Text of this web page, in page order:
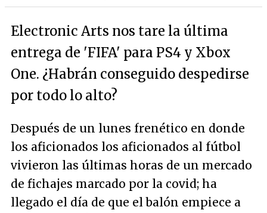
Electronic Arts nos tare la última
entrega de 'FIFA' para PS4 y Xbox
One. ¿Habrán conseguido despedirse
por todo lo alto?
Después de un lunes frenético en donde
los aficionados los aficionados al fútbol
vivieron las últimas horas de un mercado
de fichajes marcado por la covid; ha
llegado el día de que el balón empiece a